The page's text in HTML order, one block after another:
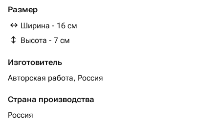
Размер
Ширина - 16 см
Высота - 7 см
Изготовитель
Авторская работа, Россия
Страна производства
Россия